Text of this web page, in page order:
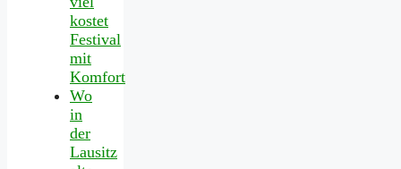
kostet
Festival
mit
Komfort
Wo
in
der
Lausitz